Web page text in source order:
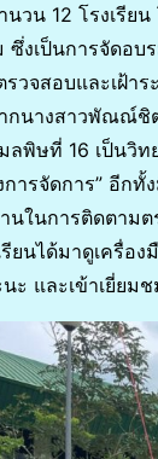
นวน 12 โรงเรีย
ซึ่งเป็นการจัดอบ
รวจสอบและเฝ้า
ากนางสาวพัณณ์ชิ
ลพิษที่ 16 เป็นวิท
การจัดการ” อีก
านในการติดตาม
รียนได้มาดูเครื่อ
ะ และเข้าเยี่ยม